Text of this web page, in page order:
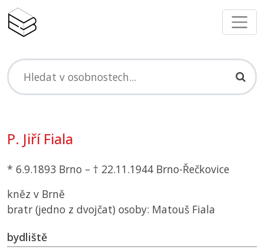
P. Jiří Fiala
* 6.9.1893 Brno – † 22.11.1944 Brno-Řečkovice
kněz v Brně
bratr (jedno z dvojčat) osoby: Matouš Fiala
bydliště